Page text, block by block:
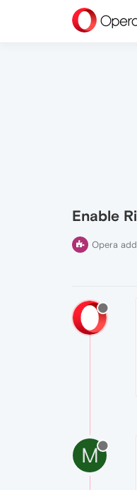
Enable
Opera
M